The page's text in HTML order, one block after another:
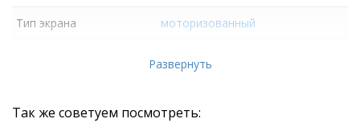
Тип экрана моторизованный
Развернуть
Так же советуем посмотреть: